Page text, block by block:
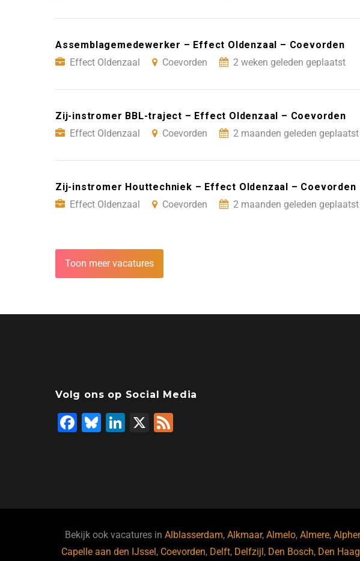
Assemblagemedewerker – Effect Oldenzaal – Coevorden
Effect Oldenzaal
Coevorden 2 weken geleden geplaatst
Zij-instromer BBL-traject – Effect Oldenzaal – Coevorden
Effect Oldenzaal
Coevorden 2 maanden geleden geplaatst
Zij-instromer Houttechniek – Effect Oldenzaal – Coevorden
Effect Oldenzaal
Coevorden 2 maanden geleden geplaatst
Toon meer vacatures
Volg ons op Social Media
F
o
Bl
Li
X
Bekijk ook vacatures in Alblasserdam, Alkmaar, Almelo, Almere,
Capelle aan den IJssel , Coevorden, Delft, Delfzijl , Den Bosch, Den Haag